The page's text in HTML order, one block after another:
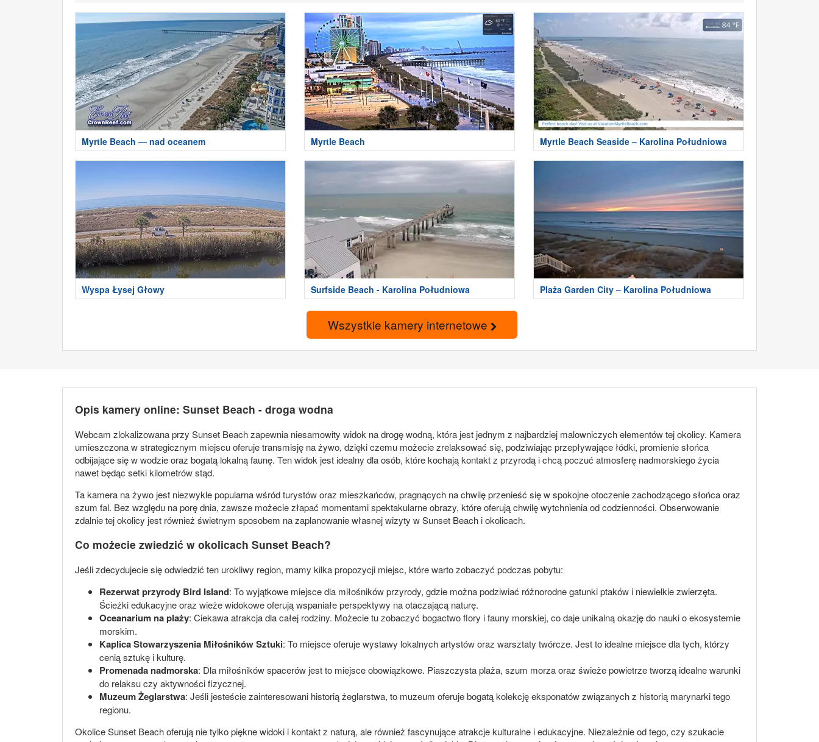
Myrtle Beach — nad oceanem Myrtle Beach Myrtle Beach Seaside – Karolina Południowa
Wyspa Łysej Głowy Surfside Beach - Karolina Południowa Plaża Garden City – Karolina Południowa
Wszystkie kamery internetowe
Opis kamery online: Sunset Beach - droga wodna
Webcam zlokalizowana przy Sunset Beach zapewnia niesamowity widok na drogę wodną, która jest jednym z najbardziej malowniczych elementów tej okolicy. Kamera
umieszczona w strategicznym miejscu oferuje transmisję na żywo, dzięki czemu możecie zrelaksować się, podziwiając przepływające łódki, promienie słońca
odbijające się w wodzie oraz bogatą lokalną faunę. Ten widok jest idealny dla osób, które kochają kontakt z przyrodą i chcą poczuć atmosferę nadmorskiego życia
nawet będąc setki kilometrów stąd.
Ta kamera na żywo jest niezwykle popularna wśród turystów oraz mieszkańców, pragnących na chwilę przenieść się w spokojne otoczenie zachodzącego słońca oraz
szum fal. Bez względu na porę dnia, zawsze możecie złapać momentami spektakularne obrazy, które oferują chwilę wytchnienia od codzienności. Obserwowanie
zdalnie tej okolicy jest również świetnym sposobem na zaplanowanie własnej wizyty w Sunset Beach i okolicach.
Co możecie zwiedzić w okolicach Sunset Beach?
Jeśli zdecydujecie się odwiedzić ten urokliwy region, mamy kilka propozycji miejsc, które warto zobaczyć podczas pobytu:
Rezerwat przyrody Bird Island: To wyjątkowe miejsce dla miłośników przyrody, gdzie można podziwiać różnorodne gatunki ptaków i niewielkie zwierzęta.
Ścieżki edukacyjne oraz wieże widokowe oferują wspaniałe perspektywy na otaczającą naturę.
Oceanarium na plaży: Ciekawa atrakcja dla całej rodziny. Możecie tu zobaczyć bogactwo flory i fauny morskiej, co daje unikalną okazję do nauki o ekosystemie
morskim.
Kaplica Stowarzyszenia Miłośników Sztuki: To miejsce oferuje wystawy lokalnych artystów oraz warsztaty twórcze. Jest to idealne miejsce dla tych, którzy
cenią sztukę i kulturę.
Promenada nadmorska: Dla miłośników spacerów jest to miejsce obowiązkowe. Piaszczysta plaża, szum morza oraz świeże powietrze tworzą idealne warunki
do relaksu czy aktywności fizycznej.
Muzeum Żeglarstwa: Jeśli jesteście zainteresowani historią żeglarstwa, to muzeum oferuje bogatą kolekcję eksponatów związanych z historią marynarki tego
regionu.
Okolice Sunset Beach oferują nie tylko piękne widoki i kontakt z naturą, ale również fascynujące atrakcje kulturalne i edukacyjne. Niezależnie od tego, czy szukacie